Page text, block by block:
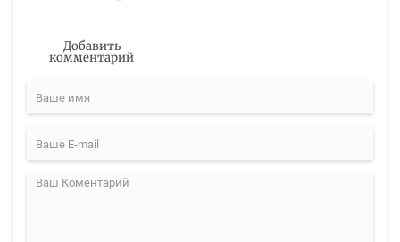
Добавить
комментарий